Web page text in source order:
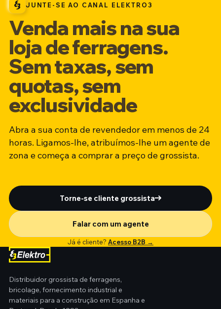
JUNTE-SE AO CANAL ELEKTRO3
Venda mais na sua
loja de ferragens.
Sem taxas, sem
quotas, sem
exclusividade
Abra a sua conta de revendedor em menos de 24
horas. Ligamos-lhe, atribuímos-lhe um agente de
zona e começa a comprar a preço de grossista.
Torne-se cliente grossista
Falar com um agente
Já é cliente? Acesso B2B →
Distribuidor grossista de ferragens,
bricolage, fornecimento industrial e
materiais para a construção em Espanha e